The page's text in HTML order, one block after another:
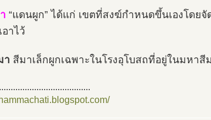
“แดนผูก” ได้แก่ เขตที่สงฆ์กำหนดขึ้นเองโดย
าไว้
า สีมาเล็กผูกเฉพาะในโรงอุโบสถที่อยู่ในมหา